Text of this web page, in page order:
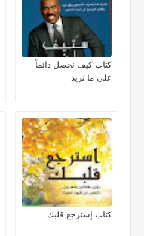
كتاب كيف نحصل دائماً
على ما نريد
كتاب إسترجع قلبك